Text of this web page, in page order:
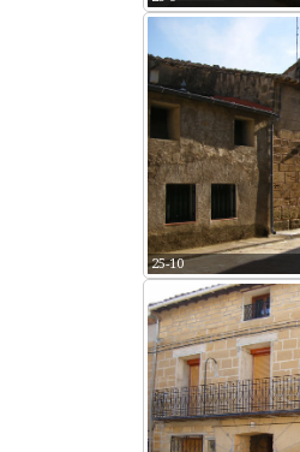
25-10